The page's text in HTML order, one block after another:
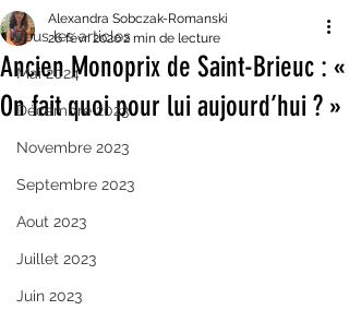
Tous les articles
Mai 2024
Décembre 2023
Novembre 2023
Septembre 2023
Aout 2023
Juillet 2023
Juin 2023
Ancien Monoprix de Saint-Brieuc : «
On fait quoi pour lui aujourd’hui ? »
Alexandra Sobczak-Romanski
26 févr. 20202 min de lecture